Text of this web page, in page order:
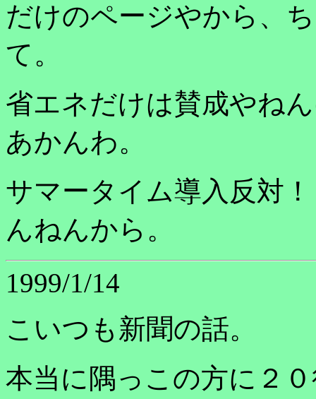
だけのページやから、
て。
省エネだけは賛成やね
あかんわ。
サマータイム導入反対
んねんから。
1999/1/14
こいつも新聞の話。
本当に隅っこの方に２